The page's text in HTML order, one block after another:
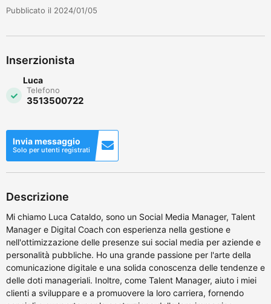
Pubblicato il 2024/01/05
Inserzionista
Luca
Telefono
3513500722
Invia messaggio
Solo per utenti registrati
Descrizione
Mi chiamo Luca Cataldo, sono un Social Media Manager, Talent
Manager e Digital Coach con esperienza nella gestione e
nell'ottimizzazione delle presenze sui social media per aziende e
personalità pubbliche. Ho una grande passione per l'arte della
comunicazione digitale e una solida conoscenza delle tendenze e
delle doti manageriali. Inoltre, come Talent Manager, aiuto i miei
clienti a sviluppare e a promuovere la loro carriera, fornendo